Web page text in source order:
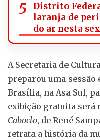
Distrito
laranja de
do ar nesta
A Secretaria de
preparou uma sessão
Brasília, na Asa Sul,
exibição gratuita será
Caboclo, de René
retrata a história da